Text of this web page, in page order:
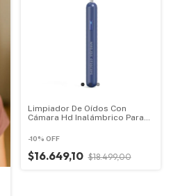
Limpiador De Oídos Con
Cámara Hd Inalámbrico Para
-10% OFF
$16.649,10 $18.499,00